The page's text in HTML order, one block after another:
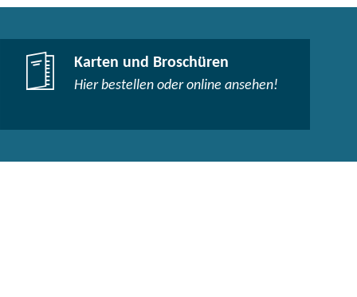
Karten und Broschüren
Hier bestellen oder online ansehen!